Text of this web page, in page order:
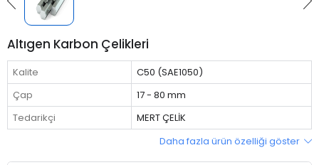
Altıgen Karbon Çelikleri
Kalite
C50 (SAE1050)
Çap
17 - 80 mm
Tedarikçi
MERT ÇELİK
Daha fazla ürün özelliği göster